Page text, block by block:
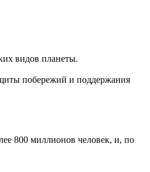
видов планеты.
побережий и поддержания
800 миллионов человек, и, по